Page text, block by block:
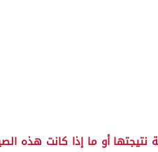
نتيجتها أو ما إذا كانت هذه